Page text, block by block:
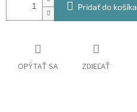
Pridať do košíka
OPÝTAŤ SA ZDIEĽAŤ